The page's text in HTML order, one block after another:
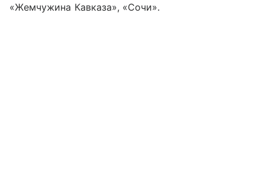
«Жемчужина Кавказа», «Сочи».